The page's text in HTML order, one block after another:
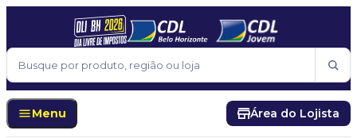
Pular para o conteúdo
Buscar
Menu Área do Lojista